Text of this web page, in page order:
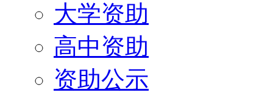
大学资助
高中资助
资助公示